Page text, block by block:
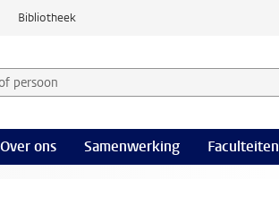
Bibliotheek
of persoon en selecteer categorie
Over ons Samenwerking Faculteiten